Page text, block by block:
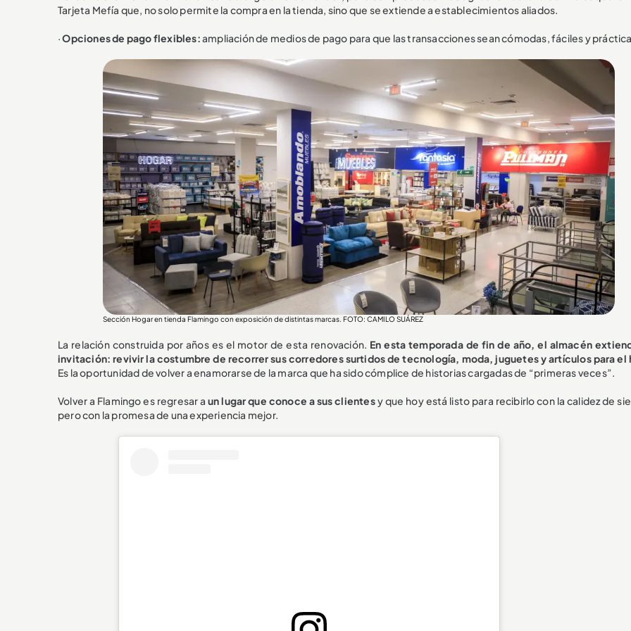
Tarjeta Mefía que, no solo permite la compra en la tienda, sino que se extiende a establecimientos aliados.
·Opciones de pago flexibles:ampliación de medios de pago para que las transacciones sean cómodas, fáciles y
Sección Hogar en tienda Flamingo con exposición de distintas marcas. FOTO: CAMILO SUÁREZ
La relación construida por años es el motor de esta renovación. En esta temporada de fin de año, el almacén
invitación: revivir la costumbre de recorrer sus corredores surtidos de tecnología, moda, juguetes y artículos para el
Es la oportunidad de volver a enamorarse de la marca que ha sido cómplice de historias cargadas de “primeras veces”.
Volver a Flamingo es regresar aun lugar que conoce a sus clientesy que hoy está listo para recibirlo con la calidez de
pero con la promesa de una experiencia mejor.